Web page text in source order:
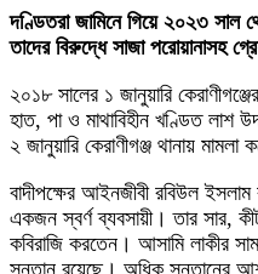
দণ্ডিতরা জামিনে গিয়ে ২০২৩ সাল
তাদের বিরুদ্ধে সাজা পরোয়ানাসহ
২০১৮ সালের ১ জানুয়ারি
হাত, পা ও মাথাবিহীন খণ্ডিত লাশ
২ জানুয়ারি কেরাণীগঞ্জ থানায়
বাদীপক্ষের আইনজীবী রবিউল
একজন স্বর্ণ ব্যবসায়ী। তার সার,
কবিরাজি করতেন। আসামি লাকীর